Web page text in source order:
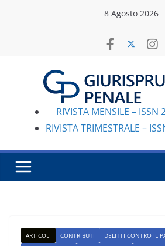
8 Agosto 2026
RIVISTA MENSILE – ISSN
RIVISTA TRIMESTRALE –
ARTICOLI CONTRIBUTI
DELITTI CONTRO IL